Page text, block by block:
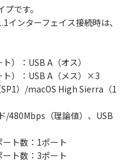
です。
インターフェイス接続時は、
）：USB A（オス）
ト）：USB A（メス）×3
）/macOS High Sierra（1
/480Mbps（理論値）、USB
ト数：1ポート
ト数：3ポート